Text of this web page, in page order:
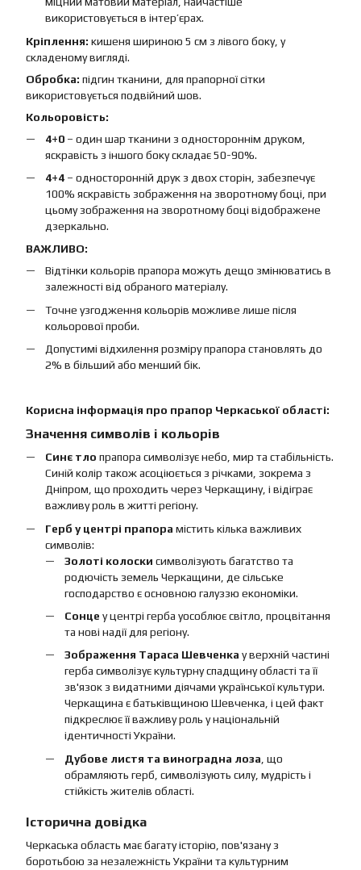
використовується в інтер’єрах.
Кріплення: кишеня шириною 5 см з лівого боку, у
складеному вигляді.
Обробка: підгин тканини, для прапорної сітки
використовується подвійний шов.
Кольоровість:
4+0 – один шар тканини з одностороннім друком,
яскравість з іншого боку складає 50-90%.
4+4 – односторонній друк з двох сторін, забезпечує
100% яскравість зображення на зворотному боці, при
цьому зображення на зворотному боці відображене
дзеркально.
ВАЖЛИВО:
Відтінки кольорів прапора можуть дещо змінюватись в
залежності від обраного матеріалу.
Точне узгодження кольорів можливе лише після
кольорової проби.
Допустимі відхилення розміру прапора становлять до
2% в більший або менший бік.
Корисна інформація про прапор Черкаської області:
Значення символів і кольорів
Синє тло прапора символізує небо, мир та стабільність.
Синій колір також асоціюється з річками, зокрема з
Дніпром, що проходить через Черкащину, і відіграє
важливу роль в житті регіону.
Герб у центрі прапора містить кілька важливих
символів:
Золоті колоски символізують багатство та
родючість земель Черкащини, де сільське
господарство є основною галуззю економіки.
Сонце у центрі герба уособлює світло, процвітання
та нові надії для регіону.
Зображення Тараса Шевченка у верхній частині
герба символізує культурну спадщину області та її
зв'язок з видатними діячами української культури.
Черкащина є батьківщиною Шевченка, і цей факт
підкреслює її важливу роль у національній
ідентичності України.
Дубове листя та виноградна лоза , що
обрамляють герб, символізують силу, мудрість і
стійкість жителів області.
Історична довідка
Черкаська область має багату історію, пов'язану з
боротьбою за незалежність України та культурним